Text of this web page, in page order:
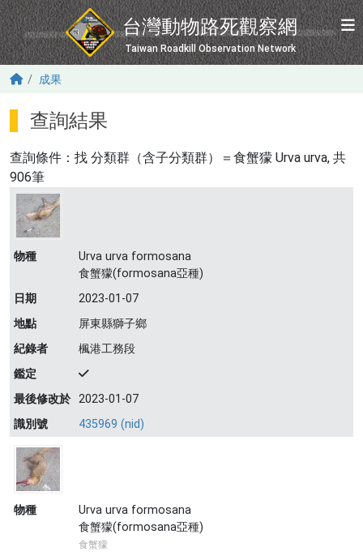
移至主內容
台灣動物路死觀察網
Taiwan Roadkill Observation Network
成果
查詢結果
查詢條件：找 分類群（含子分類群）＝食蟹獴 Urva urva, 共
906筆
物種
Urva urva formosana
食蟹獴(formosana亞種)
日期
2023-01-07
地點
屏東縣獅子鄉
紀錄者
楓港工務段
鑑定
最後修改於 2023-01-07
識別號
435969 (nid)
物種
Urva urva formosana
食蟹獴(formosana亞種)
食蟹獴